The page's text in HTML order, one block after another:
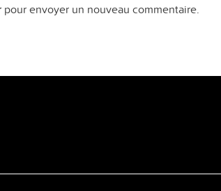
pour envoyer un nouveau commentaire.